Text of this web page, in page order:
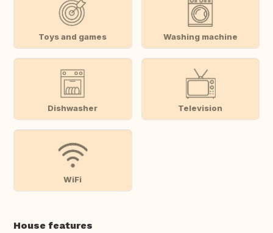
Toys and games Washing machine
Dishwasher Television
WiFi
House features